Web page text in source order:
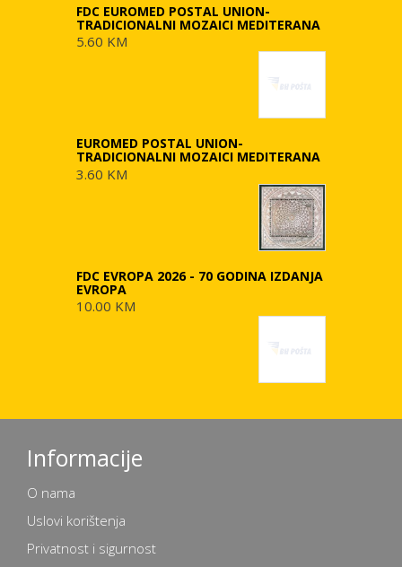
FDC EUROMED POSTAL UNION-
TRADICIONALNI MOZAICI MEDITERANA
5.60 KM
EUROMED POSTAL UNION-
TRADICIONALNI MOZAICI MEDITERANA
3.60 KM
FDC EVROPA 2026 - 70 GODINA IZDANJA
EVROPA
10.00 KM
Informacije
O nama
Uslovi korištenja
Privatnost i sigurnost